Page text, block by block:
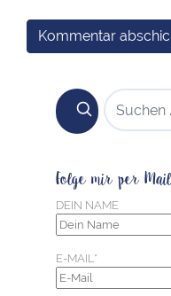
SUCHEN NACH:
Folge mir per
DEIN NAME
E-MAIL*